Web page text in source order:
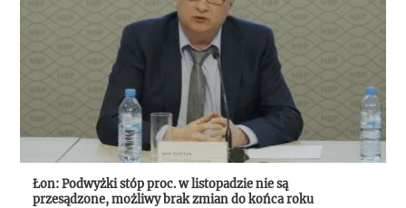
Łon: Podwyżki stóp proc. w listopadzie nie są
przesądzone, możliwy brak zmian do końca roku